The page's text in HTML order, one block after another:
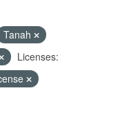
Tanah
Licenses: